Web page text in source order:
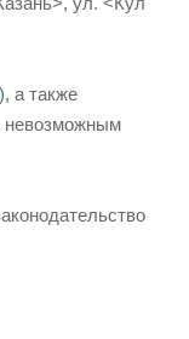
), а также
невозможным